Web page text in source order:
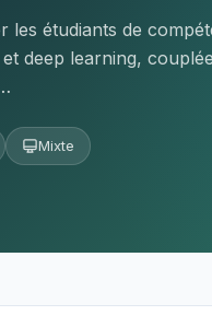
les étudiants de
deep learning,
Mixte